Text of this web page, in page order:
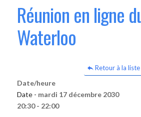
Réunion en ligne
Waterloo
Retour à la
Date/heure
Date - mardi 17 décembre 2030
20:30 - 22:00